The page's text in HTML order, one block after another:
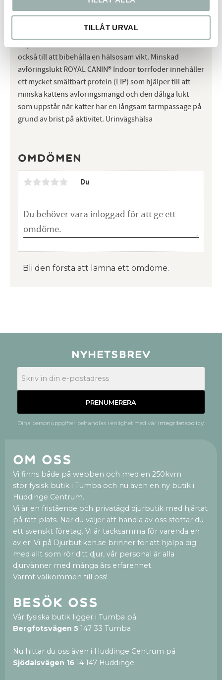
TILLÅT URVAL
fetthalt för att säkerställa att kattens kaloriintag
anpassas till dess aktivitetsnivå – kaloriinnehållet bidrar
också till att bibehålla en hälsosam vikt. Minskad
avföringslukt ROYAL CANIN® Indoor torrfoder innehåller
ett mycket smältbart protein (LIP) som hjälper till att
minska kattens avföringsmängd och den dåliga lukt
som uppstår när katter har en långsam tarmpassage på
grund av brist på aktivitet. Urinvägshälsa
Omdömen
Du
Bli den första att lämna ett omdöme.
Nyhetsbrev
PRENUMERERA
Dina personuppgifter behandlas i enlighet med vår integritetspolicy
Om oss
Vi finns både på webben och med en 250kvm
stor fysisk butik i Tumba och nu även en ny butik i
Huddinge Centrum.
Vi är en fristående och privatägd djurbutik med hjärtat
på rätt plats. När du väljer att handla av oss stöttar du
ett svenskt företag. Vi är tacksamma för varenda en
av er! Vi på Djurbutiken.se brinner för att hjälpa dig
med allt som rör ditt djur, vår personal är alla
djurvänner med många års erfarenhet.
Varmt välkommen till oss!
Besök oss
Vår fysiska butik ligger i Tumba på
Bergfotsvägen 5 147 33 Tumba
Nu hittar du oss även i Huddinge Centrum på
Sjödalsvägen 16 14 147 Huddinge